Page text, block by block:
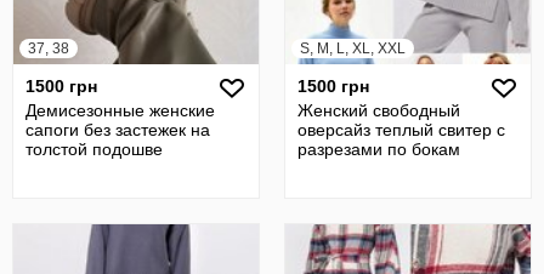
37, 38
1500 грн
Демисезонные женские
сапоги без застежек на
толстой подошве
S, M, L, XL, XXL
1500 грн
Женский свободный
оверсайз теплый свитер с
разрезами по бокам